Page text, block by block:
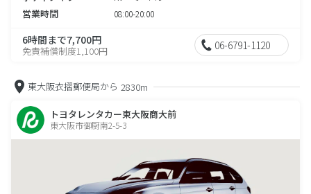
営業時間 08:00-20:00
6時間まで7,700円
免責補償制度1,100円 06-6791-1120
東大阪衣摺郵便局から 2830m
トヨタレンタカー東大阪商大前
東大阪市御厨南2-5-3